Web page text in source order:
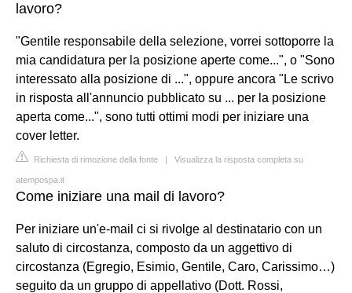
lavoro?
"Gentile responsabile della selezione, vorrei sottoporre la
mia candidatura per la posizione aperte come...", o "Sono
interessato alla posizione di ...", oppure ancora "Le scrivo
in risposta all'annuncio pubblicato su ... per la posizione
aperta come...", sono tutti ottimi modi per iniziare una
cover letter.
Richiesta di rimozione della fonte | Visualizza la risposta completa su
atempospa.it
Come iniziare una mail di lavoro?
Per iniziare un'e-mail ci si rivolge al destinatario con un
saluto di circostanza, composto da un aggettivo di
circostanza (Egregio, Esimio, Gentile, Caro, Carissimo…)
seguito da un gruppo di appellativo (Dott. Rossi,